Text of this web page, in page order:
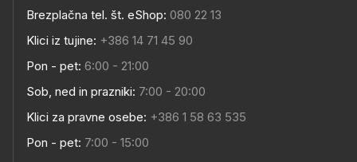
Brezplačna tel. št. eShop: 080 22 13
Klici iz tujine: +386 14 71 45 90
Pon - pet: 6:00 - 21:00
Sob, ned in prazniki: 7:00 - 20:00
Klici za pravne osebe: +386 1 58 63 535
Pon - pet: 7:00 - 15:00